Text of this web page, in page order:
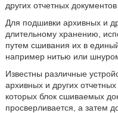
других отчетных
Для подшивки архивных и
длительному хранению,
путем сшивания их в
например нитью или
Известны различные
архивных и других
которых блок сшиваемых
просверливается, а затем